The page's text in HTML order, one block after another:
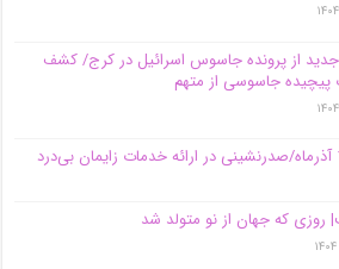
از پرونده جاسوس اسرائیل در کرج/‌ کشف
پیچیده جاسوسی از متهم
روزی که جهان از نو متولد شد